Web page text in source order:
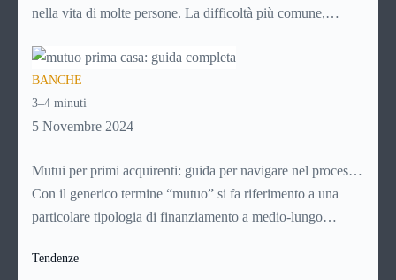
nella vita di molte persone. La difficoltà più comune,
entrano in gioco i mutui 100%, che finanziano l’intero
valore dell’immobile senza richiedere versamenti iniziali.
Analizziamone nel dettaglio le caratteristiche e i vantaggi.
BANCHE
3–4 minuti
5 Novembre 2024
Mutui per primi acquirenti: guida per navigare nel processo
di acquisto della casa
Con il generico termine “mutuo” si fa riferimento a una
particolare tipologia di finanziamento a medio-lungo
anni). Si tratta di norma di un contratto a titolo oneroso: il
Tendenze